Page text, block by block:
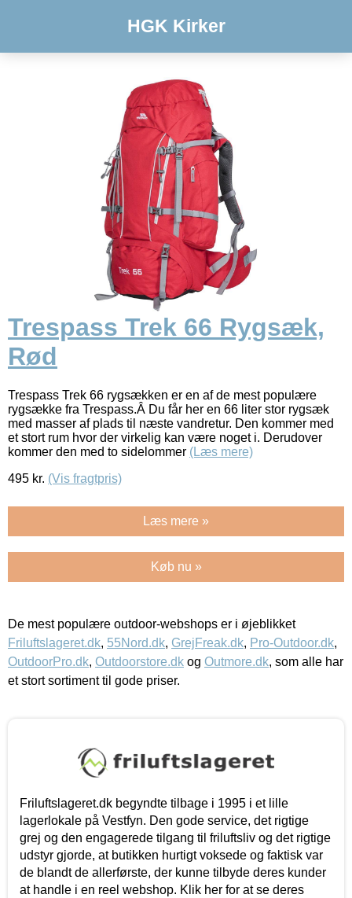
HGK Kirker
Trespass Trek 66 Rygsæk,
Rød
Trespass Trek 66 rygsækken er en af de mest populære
rygsække fra Trespass.Â Du får her en 66 liter stor rygsæk
med masser af plads til næste vandretur. Den kommer med
et stort rum hvor der virkelig kan være noget i. Derudover
kommer den med to sidelommer (Læs mere)
495 kr. (Vis fragtpris)
Læs mere »
Køb nu »
De mest populære outdoor-webshops er i øjeblikket
Friluftslageret.dk, 55Nord.dk, GrejFreak.dk, Pro-Outdoor.dk,
OutdoorPro.dk, Outdoorstore.dk og Outmore.dk, som alle har
et stort sortiment til gode priser.
Friluftslageret.dk begyndte tilbage i 1995 i et lille
lagerlokale på Vestfyn. Den gode service, det rigtige
grej og den engagerede tilgang til friluftsliv og det rigtige
udstyr gjorde, at butikken hurtigt voksede og faktisk var
de blandt de allerførste, der kunne tilbyde deres kunder
at handle i en reel webshop. Klik her for at se deres